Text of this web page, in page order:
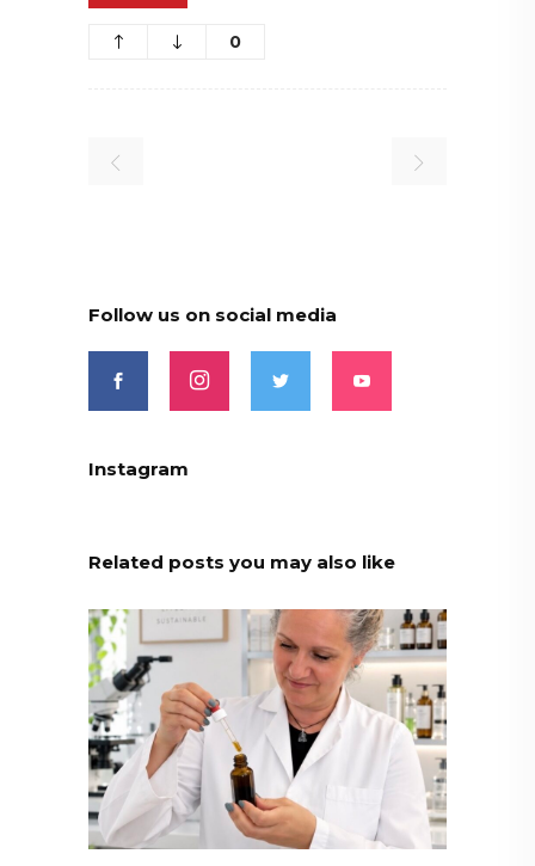
0
Follow us on social media
Instagram
Related posts you may also like